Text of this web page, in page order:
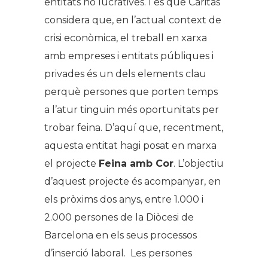
considera que, en l’actual context de
crisi econòmica, el treball en xarxa
amb empreses i entitats públiques i
privades és un dels elements clau
perquè persones que porten temps
a l’atur tinguin més oportunitats per
trobar feina. D’aquí que, recentment,
aquesta entitat hagi posat en marxa
el projecte Feina amb Cor. L’objectiu
d’aquest projecte és acompanyar, en
els pròxims dos anys, entre 1.000 i
2.000 persones de la Diòcesi de
Barcelona en els seus processos
d’inserció laboral. Les persones